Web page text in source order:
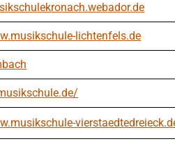
lichtenfels.de